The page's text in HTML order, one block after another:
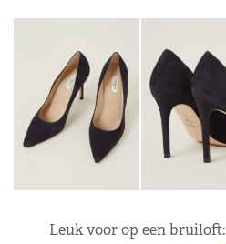
Leuk voor op een bruiloft: